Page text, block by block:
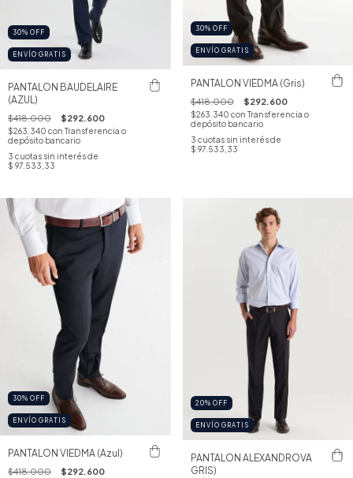
30% OFF
ENVÍO GRATIS
PANTALON BAUDELAIRE
(AZUL)
$418.000 $292.600
$263.340 con Transferencia o
depósito bancario
3 cuotas sin interés de
$ 97.533,33
30% OFF
ENVÍO GRATIS
PANTALON VIEDMA (Gris)
$418.000 $292.600
$263.340 con Transferencia o
depósito bancario
3 cuotas sin interés de
$ 97.533,33
30% OFF
ENVÍO GRATIS
PANTALON VIEDMA (Azul)
$418.000 $292.600
20% OFF
ENVÍO GRATIS
PANTALON ALEXANDROVA
GRIS)